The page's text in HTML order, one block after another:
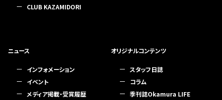
CLUB KAZAMIDORI
ニュース
インフォメーション
イベント
メディア掲載・受賞履歴
オリジナルコンテンツ
スタッフ日誌
コラム
季刊誌Okamura LIFE